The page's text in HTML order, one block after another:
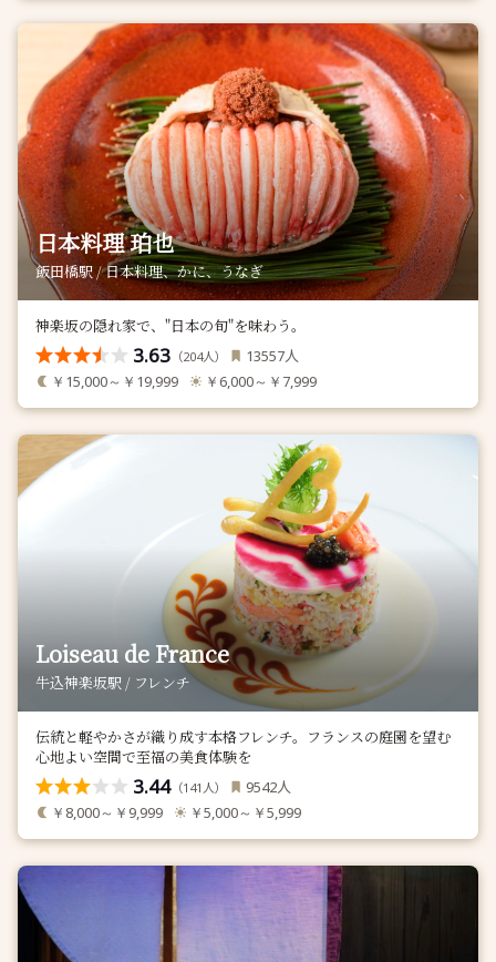
日本料理 珀也
飯田橋駅 / 日本料理、かに、うなぎ
神楽坂の隠れ家で、"日本の旬"を味わう。
3.63 （204人） 13557人
￥15,000～￥19,999 ￥6,000～￥7,999
Loiseau de France
牛込神楽坂駅 / フレンチ
伝統と軽やかさが織り成す本格フレンチ。フランスの庭園を望む
心地よい空間で至福の美食体験を
3.44（141 人） 9542人
￥8,000～￥9,999 ￥5,000～￥5,999